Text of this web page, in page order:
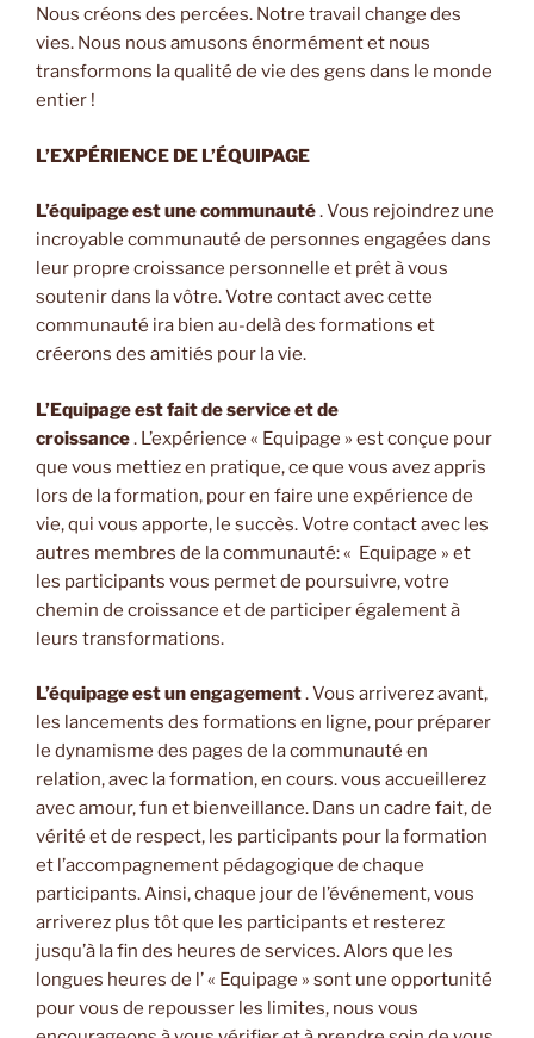
Nous créons des percées. Notre travail change des
vies. Nous nous amusons énormément et nous
transformons la qualité de vie des gens dans le monde
entier !
L’EXPÉRIENCE DE L’ÉQUIPAGE
L’équipage est une communauté. Vous rejoindrez une
incroyable communauté de personnes engagées dans
leur propre croissance personnelle et prêt à vous
soutenir dans la vôtre. Votre contact avec cette
communauté ira bien au-delà des formations et
créerons des amitiés pour la vie.
L’Equipage est fait de service et de
croissance. L’expérience « Equipage » est conçue pour
que vous mettiez en pratique, ce que vous avez appris
lors de la formation, pour en faire une expérience de
vie, qui vous apporte, le succès. Votre contact avec les
autres membres de la communauté: « Equipage » et
les participants vous permet de poursuivre, votre
chemin de croissance et de participer également à
leurs transformations.
L’équipage est un engagement. Vous arriverez avant,
les lancements des formations en ligne, pour préparer
le dynamisme des pages de la communauté en
relation, avec la formation, en cours. vous accueillerez
avec amour, fun et bienveillance. Dans un cadre fait, de
vérité et de respect, les participants pour la formation
et l’accompagnement pédagogique de chaque
participants. Ainsi, chaque jour de l’événement, vous
arriverez plus tôt que les participants et resterez
jusqu’à la fin des heures de services. Alors que les
longues heures de l’ « Equipage » sont une opportunité
pour vous de repousser les limites, nous vous